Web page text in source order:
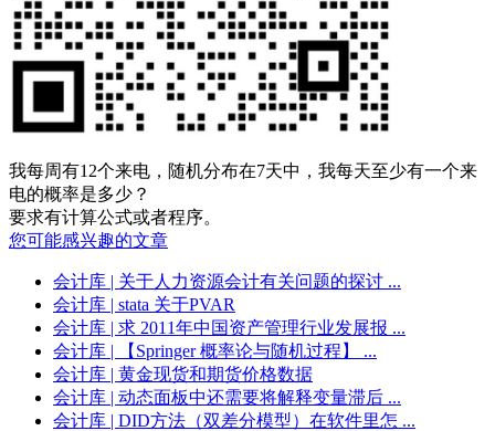
我每周有12个来电，随机分布在7天中，我每天至少有一个来
电的概率是多少？
要求有计算公式或者程序。
您可能感兴趣的文章
会计库 | 关于人力资源会计有关问题的探讨 ...
会计库 | stata 关于PVAR
会计库 | 求 2011年中国资产管理行业发展报 ...
会计库 | 【Springer 概率论与随机过程】 ...
会计库 | 黄金现货和期货价格数据
会计库 | 动态面板中还需要将解释变量滞后 ...
会计库 | DID方法（双差分模型）在软件里怎 ...